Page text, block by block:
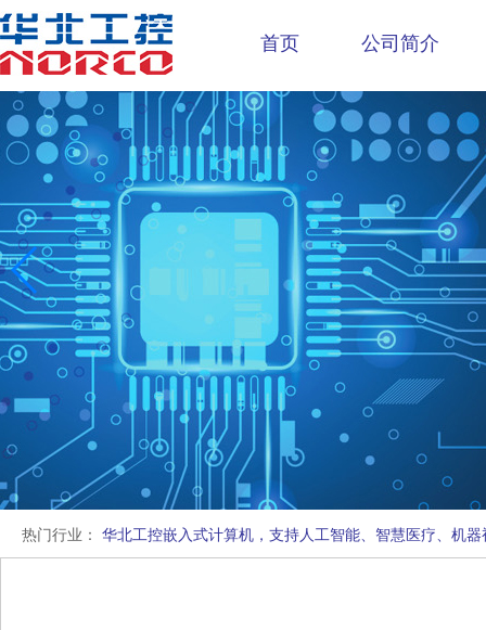
首页 公司简介
热门行业： 华北工控嵌入式计算机，支持人工智能、智慧医疗、机